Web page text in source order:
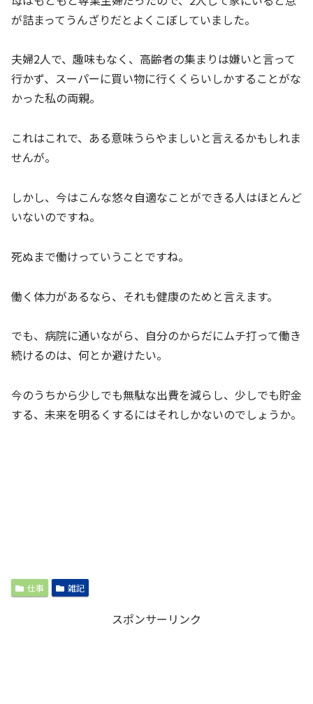
が詰まってうんざりだとよくこぼしていました。
夫婦2人で、趣味もなく、高齢者の集まりは嫌いと言って
行かず、スーパーに買い物に行くくらいしかすることがな
かった私の両親。
これはこれで、ある意味うらやましいと言えるかもしれま
せんが。
しかし、今はこんな悠々自適なことができる人はほとんど
いないのですね。
死ぬまで働けっていうことですね。
働く体力があるなら、それも健康のためと言えます。
でも、病院に通いながら、自分のからだにムチ打って働き
続けるのは、何とか避けたい。
今のうちから少しでも無駄な出費を減らし、少しでも貯金
する、未来を明るくするにはそれしかないのでしょうか。
仕事 雑記
スポンサーリンク